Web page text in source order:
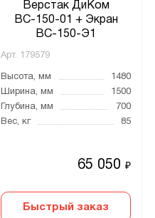
Верстак ДиКом
ВС-150-01 + Экран
ВС-150-Э1
Арт. 179579
Высота, мм
1480
Ширина, мм
1500
Глубина, мм
700
Вес, кг
85
65 050₽
Быстрый заказ